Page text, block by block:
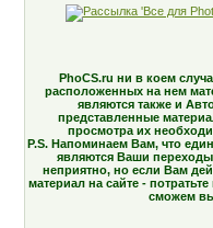
PhoCS.ru ни в коем
расположенных на нем
являются также и
представленные
просмотра их
P.S. Напоминаем Вам, что
являются Ваши
неприятно, но если Вам
материал на сайте -
сможем